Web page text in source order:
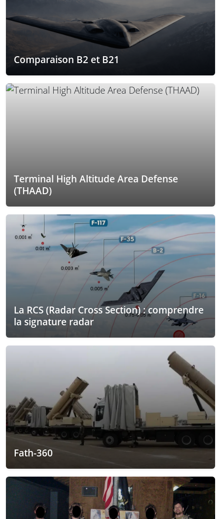
Comparaison B2 et B21
Terminal High Altitude Area Defense
(THAAD)
La RCS (Radar Cross Section) : comprendre
la signature radar
Fath-360